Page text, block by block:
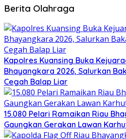
Berita Olahraga
Kapolres Kuansing Buka
Bhayangkara 2026, Salurkan
Cegah Balap Liar
15.080 Pelari Ramaikan Riau
Gaungkan Gerakan Lawan